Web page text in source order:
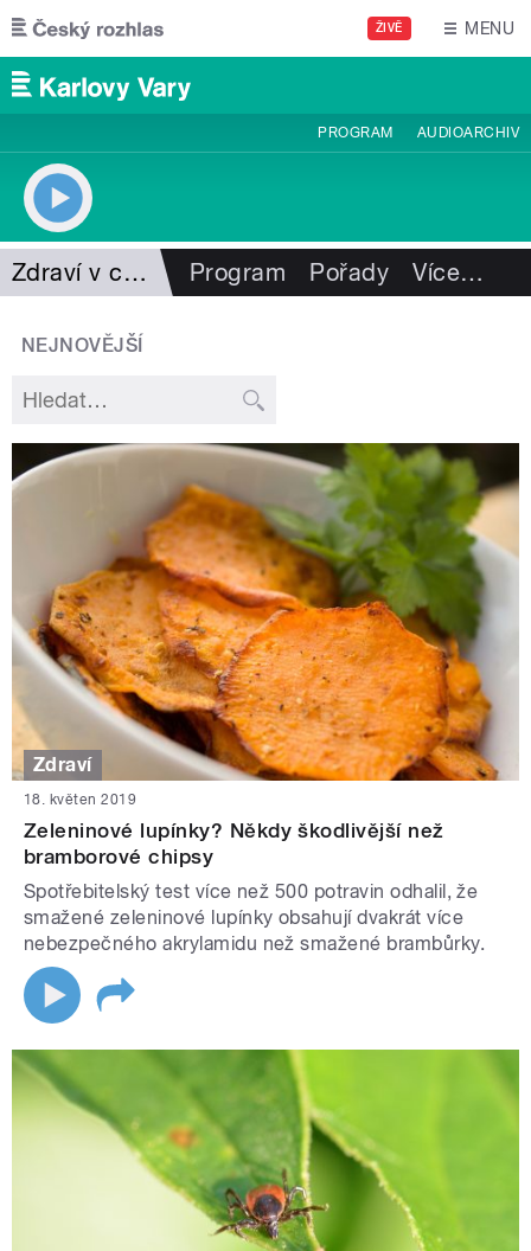
Přejít k hlavnímu obsahu
ŽIVĚ MENU
PROGRAM AUDIOARCHIV
Zdraví v cajku Program Pořady Více…
NEJNOVĚJŠÍ
Zdraví
18. květen 2019
Zeleninové lupínky? Někdy škodlivější než
bramborové chipsy
Spotřebitelský test více než 500 potravin odhalil, že
smažené zeleninové lupínky obsahují dvakrát více
nebezpečného akrylamidu než smažené brambůrky.